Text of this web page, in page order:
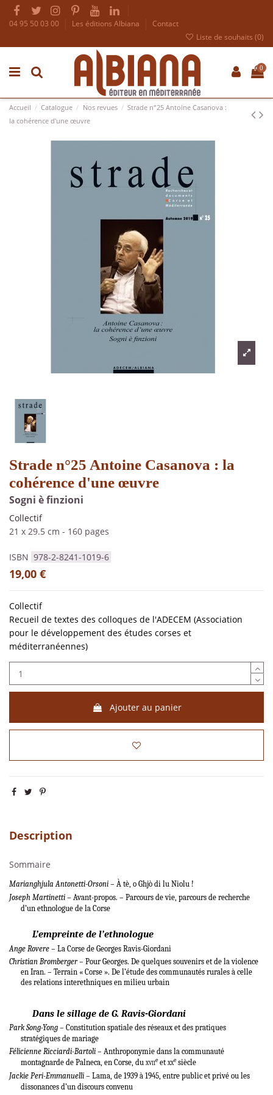
04 95 50 03 00 Les éditions Albiana
Contact
Liste de souhaits (0)
0
Accueil Catalogue Nos revues
Strade n°25 Antoine Casanova :
la cohérence d'une œuvre
Strade n°25 Antoine Casanova : la
cohérence d'une œuvre
Sogni è finzioni
Collectif
21 x 29.5 cm - 160 pages
ISBN 978-2-8241-1019-6
19,00 €
Collectif
Recueil de textes des colloques de l'ADECEM (Association
pour le développement des études corses et
méditerranéennes)
Ajouter au panier
Description
Sommaire
Marianghjula Antonetti-Orsoni – À tè, o Ghjò di lu Niolu !
Joseph Martinetti – Avant-propos. – Parcours de vie, parcours de recherche
d’un ethnologue de la Corse
L’empreinte de l’ethnologue
Ange Rovere – La Corse de Georges Ravis-Giordani
Christian Bromberger – Pour Georges. De quelques souvenirs et de la violence
en Iran. – Terrain « Corse ». De l’étude des communautés rurales à celle
des relations interethniques en milieu urbain
Dans le sillage de G. Ravis-Giordani
Park Song-Yong – Constitution spatiale des réseaux et des pratiques
stratégiques de mariage
Félicienne Ricciardi-Bartoli – Anthroponymie dans la communauté
montagnarde de Palneca, en Corse, du xviieet xxesiècle
Jackie Peri-Emmanuelli – Lama, de 1939 à 1945, entre public et privé ou les
dissonances d’un discours convenu